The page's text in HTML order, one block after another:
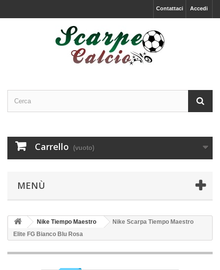
Accedi
Contattaci
Carrello (vuoto)
MENÙ
Nike Tiempo Maestro
Nike Scarpa Tiempo Maestro
Elite FG Bianco Blu Rosa